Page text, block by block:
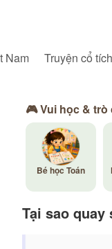
Nam Truyện cổ
🎮 Vui học &
Bé học Toán
Tại sao